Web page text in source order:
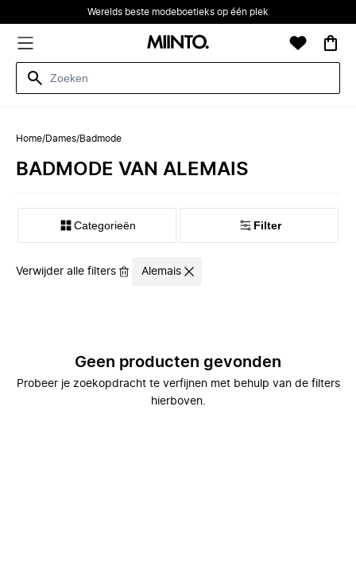
Werelds beste modeboetieks op één plek
Home/Dames/Badmode
BADMODE VAN ALEMAIS
Categorieën Filter
Verwijder alle filters Alemais
Geen producten gevonden
Probeer je zoekopdracht te verfijnen met behulp van de filters
hierboven.